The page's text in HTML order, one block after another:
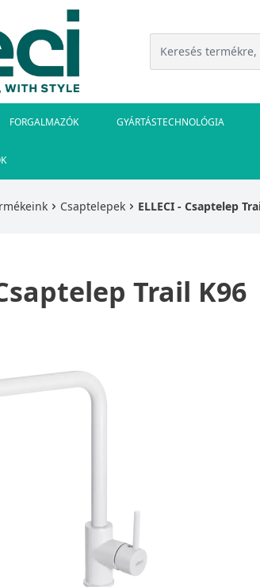
FORGALMAZÓK GYÁRTÁSTECHNOLÓGIA
Csaptelepek ELLECI - Csaptelep
Trail K96